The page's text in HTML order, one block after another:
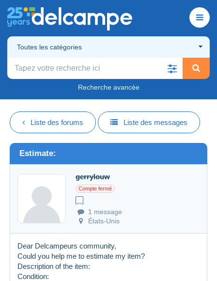
Toutes les catégories
Recherche avancée
Liste des forums Liste des messages
Estimate:
gerrylouw
Compte fermé
1 message
États-Unis
Dear Delcampeurs community,
Could you help me to estimate my item?
Description of the item:
Condition: